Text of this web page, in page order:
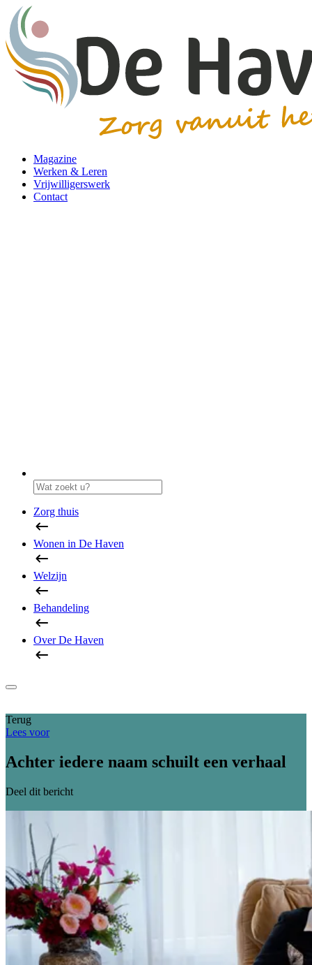
Magazine
Werken & Leren
Vrijwilligerswerk
Contact
Zorg thuis
Wonen in De Haven
Welzijn
Behandeling
Over De Haven
Terug
Lees voor
Achter iedere naam schuilt een verhaal
Deel dit bericht